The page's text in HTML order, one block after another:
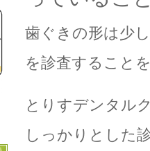
歯ぐきの形は少
を診査すること
とりすデンタル
しっかりとした